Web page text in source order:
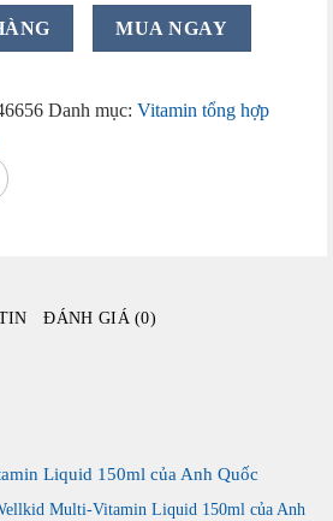
MUA NGAY
Danh mục: Vitamin tổng hợp
ĐÁNH GIÁ (0)
Liquid 150ml của Anh Quốc
Multi-Vitamin Liquid 150ml của Anh